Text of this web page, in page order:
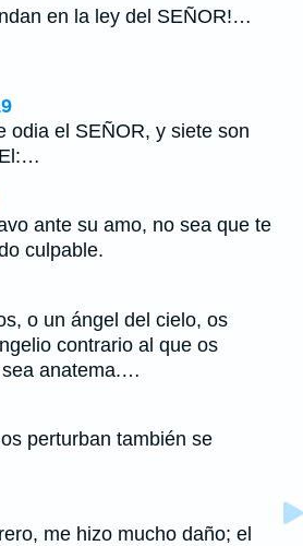
en la ley del SEÑOR!…
odia el SEÑOR, y siete son
ante su amo, no sea que te
culpable.
o un ángel del cielo, os
contrario al que os
anatema.…
perturban también se
me hizo mucho daño; el